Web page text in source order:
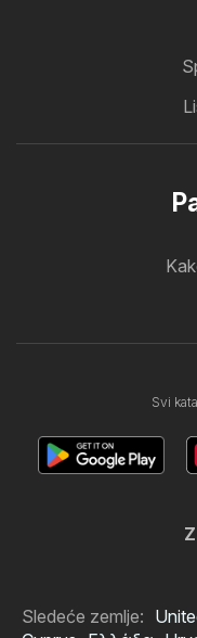
Svi
Sledeće zemlje: